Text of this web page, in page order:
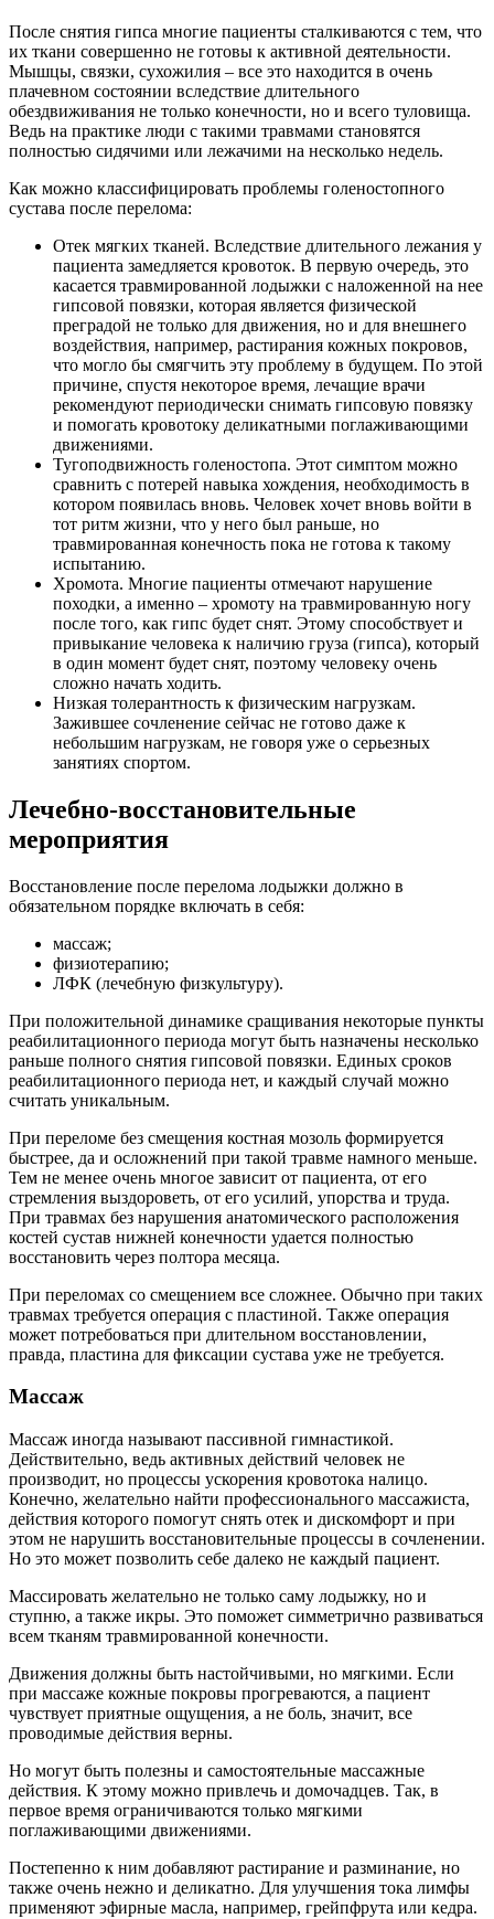
После снятия гипса многие пациенты сталкиваются с тем, что
их ткани совершенно не готовы к активной деятельности.
Мышцы, связки, сухожилия – все это находится в очень
плачевном состоянии вследствие длительного
обездвиживания не только конечности, но и всего туловища.
Ведь на практике люди с такими травмами становятся
полностью сидячими или лежачими на несколько недель.
Как можно классифицировать проблемы голеностопного
сустава после перелома:
Отек мягких тканей. Вследствие длительного лежания у
пациента замедляется кровоток. В первую очередь, это
касается травмированной лодыжки с наложенной на нее
гипсовой повязки, которая является физической
преградой не только для движения, но и для внешнего
воздействия, например, растирания кожных покровов,
что могло бы смягчить эту проблему в будущем. По этой
причине, спустя некоторое время, лечащие врачи
рекомендуют периодически снимать гипсовую повязку
и помогать кровотоку деликатными поглаживающими
движениями.
Тугоподвижность голеностопа. Этот симптом можно
сравнить с потерей навыка хождения, необходимость в
котором появилась вновь. Человек хочет вновь войти в
тот ритм жизни, что у него был раньше, но
травмированная конечность пока не готова к такому
испытанию.
Хромота. Многие пациенты отмечают нарушение
походки, а именно – хромоту на травмированную ногу
после того, как гипс будет снят. Этому способствует и
привыкание человека к наличию груза (гипса), который
в один момент будет снят, поэтому человеку очень
сложно начать ходить.
Низкая толерантность к физическим нагрузкам.
Зажившее сочленение сейчас не готово даже к
небольшим нагрузкам, не говоря уже о серьезных
занятиях спортом.
Лечебно-восстановительные
мероприятия
Восстановление после перелома лодыжки должно в
обязательном порядке включать в себя:
массаж;
физиотерапию;
ЛФК (лечебную физкультуру).
При положительной динамике сращивания некоторые пункты
реабилитационного периода могут быть назначены несколько
раньше полного снятия гипсовой повязки. Единых сроков
реабилитационного периода нет, и каждый случай можно
считать уникальным.
При переломе без смещения костная мозоль формируется
быстрее, да и осложнений при такой травме намного меньше.
Тем не менее очень многое зависит от пациента, от его
стремления выздороветь, от его усилий, упорства и труда.
При травмах без нарушения анатомического расположения
костей сустав нижней конечности удается полностью
восстановить через полтора месяца.
При переломах со смещением все сложнее. Обычно при таких
травмах требуется операция с пластиной. Также операция
может потребоваться при длительном восстановлении,
правда, пластина для фиксации сустава уже не требуется.
Массаж
Массаж иногда называют пассивной гимнастикой.
Действительно, ведь активных действий человек не
производит, но процессы ускорения кровотока налицо.
Конечно, желательно найти профессионального массажиста,
действия которого помогут снять отек и дискомфорт и при
этом не нарушить восстановительные процессы в сочленении.
Но это может позволить себе далеко не каждый пациент.
Массировать желательно не только саму лодыжку, но и
ступню, а также икры. Это поможет симметрично развиваться
всем тканям травмированной конечности.
Движения должны быть настойчивыми, но мягкими. Если
при массаже кожные покровы прогреваются, а пациент
чувствует приятные ощущения, а не боль, значит, все
проводимые действия верны.
Но могут быть полезны и самостоятельные массажные
действия. К этому можно привлечь и домочадцев. Так, в
первое время ограничиваются только мягкими
поглаживающими движениями.
Постепенно к ним добавляют растирание и разминание, но
также очень нежно и деликатно. Для улучшения тока лимфы
применяют эфирные масла, например, грейпфрута или кедра.